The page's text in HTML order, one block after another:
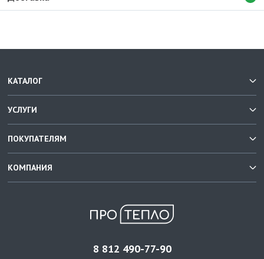
КАТАЛОГ
УСЛУГИ
ПОКУПАТЕЛЯМ
КОМПАНИЯ
8 812 490-77-90